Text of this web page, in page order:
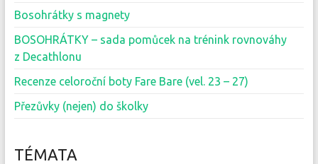
Bosohrátky s magnety
BOSOHRÁTKY – sada pomůcek na trénink rovnováhy
z Decathlonu
Recenze celoroční boty Fare Bare (vel. 23 – 27)
Přezůvky (nejen) do školky
TÉMATA